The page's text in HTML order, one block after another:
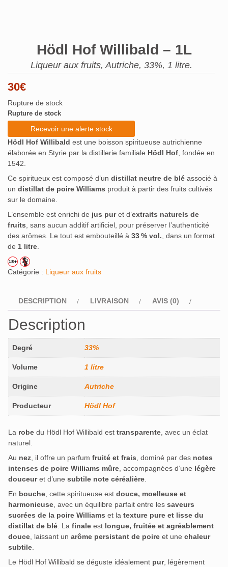
Hödl Hof Willibald – 1L
Liqueur aux fruits, Autriche, 33%, 1 litre.
30€
Rupture de stock
Rupture de stock
Recevoir une alerte stock
Hödl Hof Willibald est une boisson spiritueuse autrichienne
élaborée en Styrie par la distillerie familiale Hödl Hof , fondée en
1542.
Ce spiritueux est composé d’un distillat neutre de blé associé à
un distillat de poire Williams produit à partir des fruits cultivés
sur le domaine.
L’ensemble est enrichi de jus puret d’extraits naturels de
fruits , sans aucun additif artificiel, pour préserver l’authenticité
des arômes. Le tout est embouteillé à 33 % vol. , dans un format
de 1 litre
Catégorie : Liqueur aux fruits
DESCRIPTION LIVRAISON AVIS (0)
Description
Degré 33%
Volume 1 litre
Origine Autriche
Producteur Hödl Hof
La robe du Hödl Hof Willibald est transparente, avec un éclat
naturel.
Au nez, il offre un parfum fruité et frais, dominé par des notes
intenses de poire Williams mûre, accompagnées d’une légère
douceuret d’une subtile note céréalière.
En bouche, cette spiritueuse est douce, moelleuse et
harmonieuse, avec un équilibre parfait entre les saveurs
sucrées de la poire Williams et la texture pure et lisse du
distillat de blé. La finale est longue, fruitée et agréablement
douce, laissant un arôme persistant de poire et une chaleur
subtile.
Le Hödl Hof Willibald se déguste idéalement pur, légèrement